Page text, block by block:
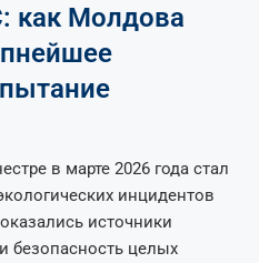
как Молдова
в марте 2026 года стал
инцидентов
источники
безопасность целых